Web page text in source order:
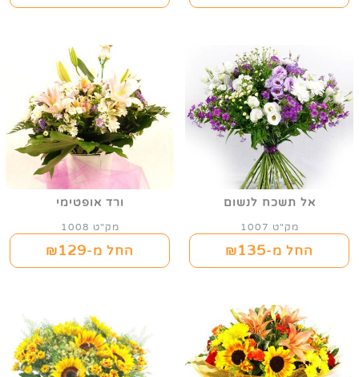
אל תשכח לנשום
מק"ט 1007
החל מ-₪135
ורד אופטימי
מק"ט 1008
החל מ-₪129